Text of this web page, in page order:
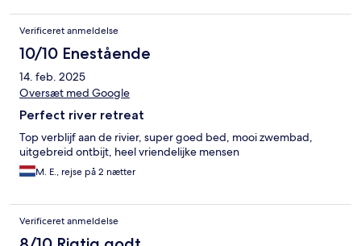
Verificeret anmeldelse
10/10 Enestående
14. feb. 2025
Oversæt med Google
Perfect river retreat
Top verblijf aan de rivier, super goed bed, mooi zwembad,
uitgebreid ontbijt, heel vriendelijke mensen
M. E., rejse på 2 nætter
Verificeret anmeldelse